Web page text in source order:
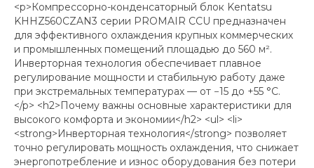
<p>Компрессорно-конденсаторный блок Kentatsu
KHHZ560CZAN3 серии PROMAIR CCU предназначен
для эффективного охлаждения крупных коммерческих
и промышленных помещений площадью до 560 м².
Инверторная технология обеспечивает плавное
регулирование мощности и стабильную работу даже
при экстремальных температурах — от −15 до +55 °C.
</p> <h2>Почему важны основные характеристики для
высокого комфорта и экономии</h2> <ul> <li>
<strong>Инверторная технология</strong> позволяет
точно регулировать мощность охлаждения, что снижает
энергопотребление и износ оборудования без потери